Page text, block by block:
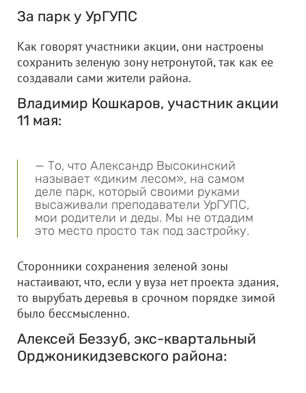
За парк у УрГУПС
Как говорят участники акции, они настроены
сохранить зеленую зону нетронутой, так как ее
создавали сами жители района.
Владимир Кошкаров, участник акции
11 мая:
— То, что Александр Высокинский
называет «диким лесом», на самом
деле парк, который своими руками
высаживали преподаватели УрГУПС,
мои родители и деды. Мы не отдадим
это место просто так под застройку.
Сторонники сохранения зеленой зоны
настаивают, что, если у вуза нет проекта здания,
то вырубать деревья в срочном порядке зимой
было бессмысленно.
Алексей Беззуб, экс-квартальный
Орджоникидзевского района: